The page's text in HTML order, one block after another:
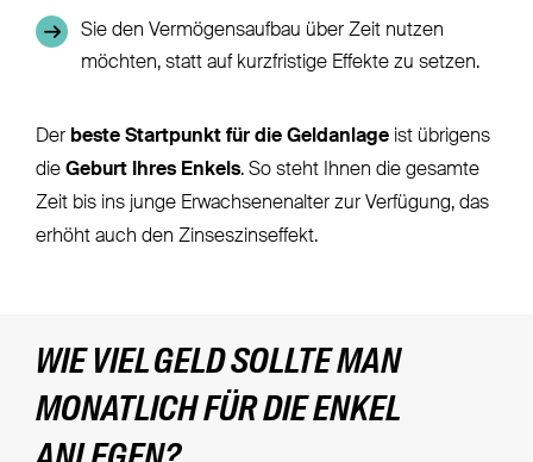
Sie den Vermögensaufbau über Zeit nutzen
möchten, statt auf kurzfristige Effekte zu setzen.
Der beste Startpunkt für die Geldanlageist übrigens
die Geburt Ihres Enkels. So steht Ihnen die gesamte
Zeit bis ins junge Erwachsenenalter zur Verfügung, das
erhöht auch den Zinseszinseffekt.
WIE VIEL GELD SOLLTE MAN
MONATLICH FÜR DIE ENKEL